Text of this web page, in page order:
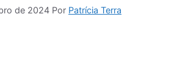
de 2024 Por Patrícia Terra